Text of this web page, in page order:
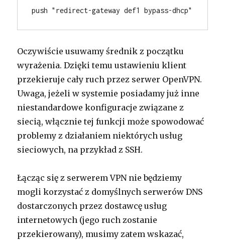
push "redirect-gateway def1 bypass-dhcp"
Oczywiście usuwamy średnik z początku
wyrażenia. Dzięki temu ustawieniu klient
przekieruje cały ruch przez serwer OpenVPN.
Uwaga, jeżeli w systemie posiadamy już inne
niestandardowe konfiguracje związane z
siecią, włącznie tej funkcji może spowodować
problemy z działaniem niektórych usług
sieciowych, na przykład z SSH.
Łącząc się z serwerem VPN nie będziemy
mogli korzystać z domyślnych serwerów DNS
dostarczonych przez dostawcę usług
internetowych (jego ruch zostanie
przekierowany), musimy zatem wskazać,